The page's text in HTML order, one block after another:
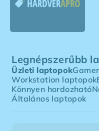
Legnépszerűbb
Üzleti laptopok
Workstation laptopok
Könnyen hordozható
Általános laptopok